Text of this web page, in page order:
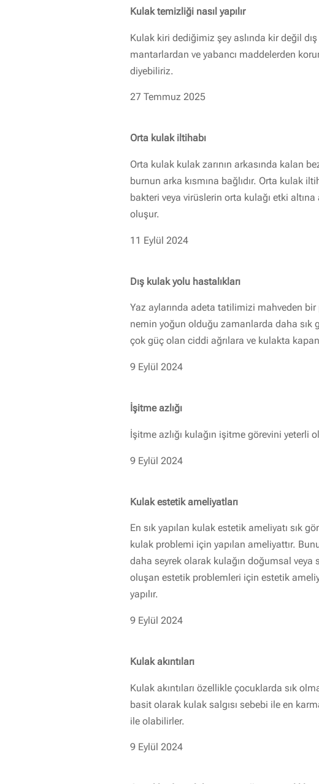
Kulak temizliği nasıl yapılır
Kulak kiri dediğimiz şey aslında kir değil
mantarlardan ve yabancı maddelerden
diyebiliriz.
27 Temmuz 2025
Orta kulak iltihabı
Orta kulak kulak zarının arkasında kalan
burnun arka kısmına bağlıdır. Orta kulak
bakteri veya virüslerin orta kulağı etki
oluşur.
11 Eylül 2024
Dış kulak yolu hastalıkları
Yaz aylarında adeta tatilimizi mahveden
nemin yoğun olduğu zamanlarda daha sık
çok güç olan ciddi ağrılara ve kulakta
9 Eylül 2024
İşitme azlığı
İşitme azlığı kulağın işitme görevini yeterli
9 Eylül 2024
Kulak estetik ameliyatları
En sık yapılan kulak estetik ameliyatı sık
kulak problemi için yapılan ameliyattır.
daha seyrek olarak kulağın doğumsal veya
oluşan estetik problemleri için estetik
yapılır.
9 Eylül 2024
Kulak akıntıları
Kulak akıntıları özellikle çocuklarda sık
basit olarak kulak salgısı sebebi ile en
ile olabilirler.
9 Eylül 2024